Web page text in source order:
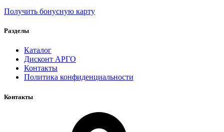
Получить бонусную карту
Разделы
Каталог
Дисконт АРГО
Контакты
Политика конфиденциальности
Контакты